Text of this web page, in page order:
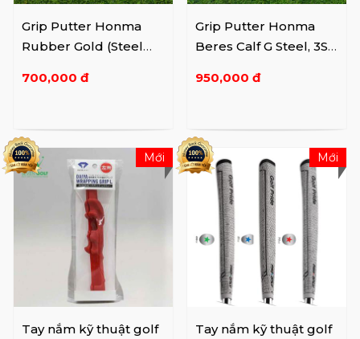
Grip Putter Honma
Rubber Gold (Steel
700,000 đ
Grip Putter Honma
Beres Calf G Steel, 3S
950,000 đ
Tay nắm kỹ thuật golf
Mới
Tay nắm kỹ thuật golf
Mới